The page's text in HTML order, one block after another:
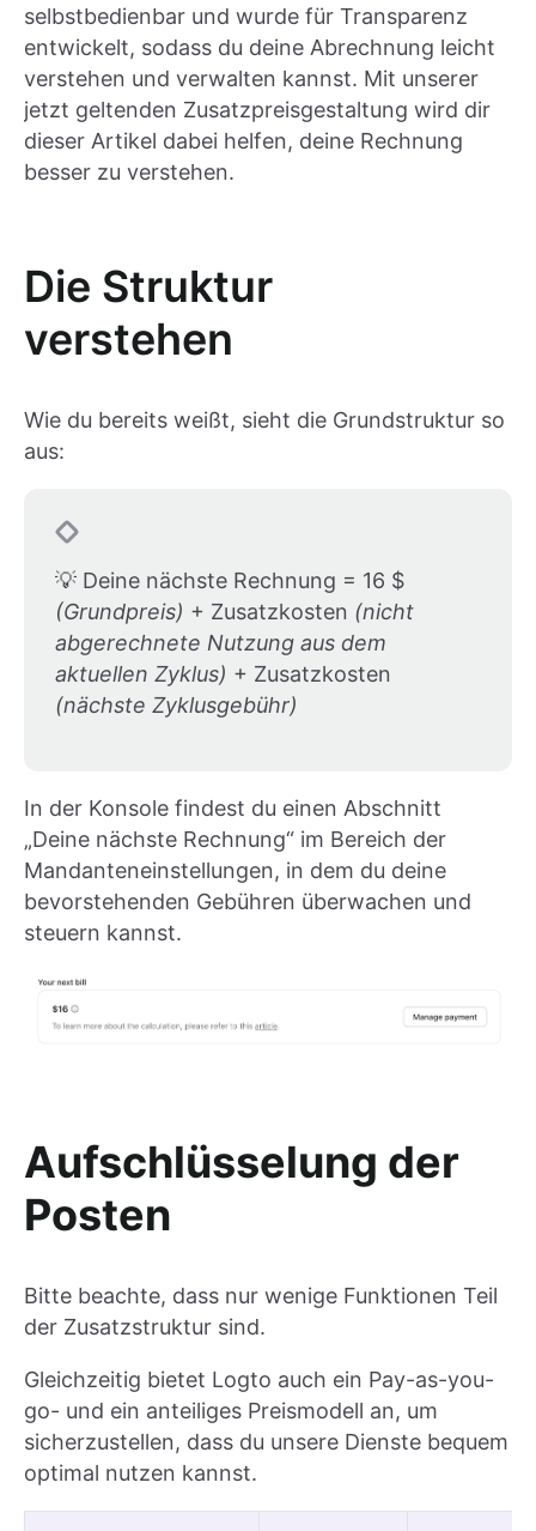
selbstbedienbar und wurde für Transparenz
entwickelt, sodass du deine Abrechnung leicht
verstehen und verwalten kannst. Mit unserer
jetzt geltenden Zusatzpreisgestaltung wird dir
dieser Artikel dabei helfen, deine Rechnung
besser zu verstehen.
Die Struktur
verstehen
Wie du bereits weißt, sieht die Grundstruktur so
aus:
💡 Deine nächste Rechnung = 16 $
(Grundpreis) + Zusatzkosten (nicht
abgerechnete Nutzung aus dem
aktuellen Zyklus) + Zusatzkosten
(nächste Zyklusgebühr)
In der Konsole findest du einen Abschnitt
„Deine nächste Rechnung“ im Bereich der
Mandanteneinstellungen, in dem du deine
bevorstehenden Gebühren überwachen und
steuern kannst.
Aufschlüsselung der
Posten
Bitte beachte, dass nur wenige Funktionen Teil
der Zusatzstruktur sind.
Gleichzeitig bietet Logto auch ein Pay-as-you-
go- und ein anteiliges Preismodell an, um
sicherzustellen, dass du unsere Dienste bequem
optimal nutzen kannst.